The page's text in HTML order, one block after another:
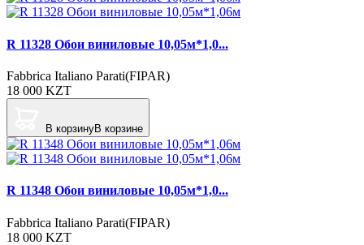
R 11328 Обои виниловые 10,05м*1,0...
Fabbrica Italiano Parati(FIPAR)
18 000 KZT
В корзинуВ корзине
R 11348 Обои виниловые 10,05м*1,0...
Fabbrica Italiano Parati(FIPAR)
18 000 KZT